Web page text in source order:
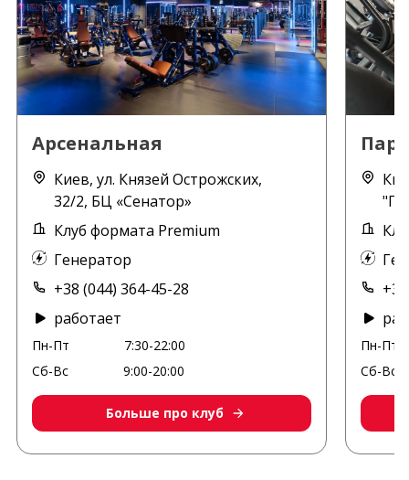
Арсенальная
Киев, ул. Князей Острожских,
32/2, БЦ «Сенатор»
Клуб формата Premium
Генератор
+38 (044) 364-45-28
работает
Пн-Пт
7:30-22:00
Сб-Вс
9:00-20:00
Больше про клуб
Пн-Пт
Сб-Вс